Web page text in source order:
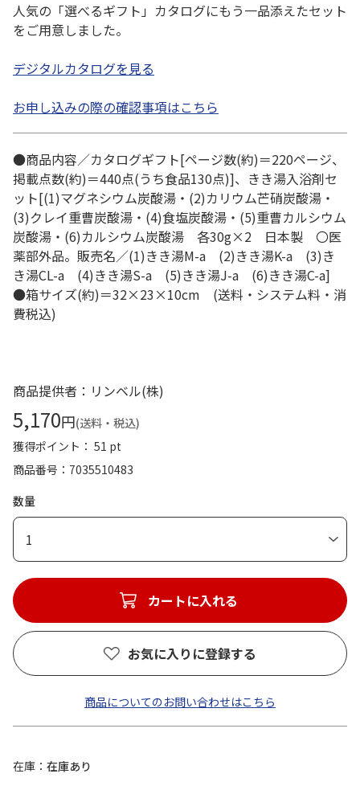
人気の「選べるギフト」カタログにもう一品添えたセット
をご用意しました。
デジタルカタログを見る
お申し込みの際の確認事項はこちら
●商品内容／カタログギフト[ページ数(約)＝220ページ、
掲載点数(約)＝440点(うち食品130点)]、きき湯入浴剤セ
ット[(1)マグネシウム炭酸湯・(2)カリウム芒硝炭酸湯・
(3)クレイ重曹炭酸湯・(4)食塩炭酸湯・(5)重曹カルシウム
炭酸湯・(6)カルシウム炭酸湯 各30g×2 日本製 〇医
薬部外品。販売名／(1)きき湯M-a (2)きき湯K-a (3)き
き湯CL-a (4)きき湯S-a (5)きき湯J-a (6)きき湯C-a]
●箱サイズ(約)＝32×23×10cm (送料・システム料・消
費税込)
商品提供者：リンベル(株)
5,170円(送料・税込)
獲得ポイント： 51 pt
商品番号
7035510483
数量
1
カートに入れる
お気に入りに登録する
商品についてのお問い合わせはこちら
在庫
在庫あり